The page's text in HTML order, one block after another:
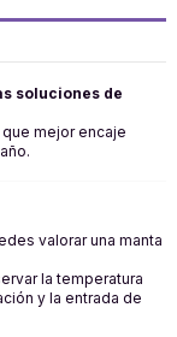
soluciones de
mejor encaje
valorar una manta
la temperatura
y la entrada de